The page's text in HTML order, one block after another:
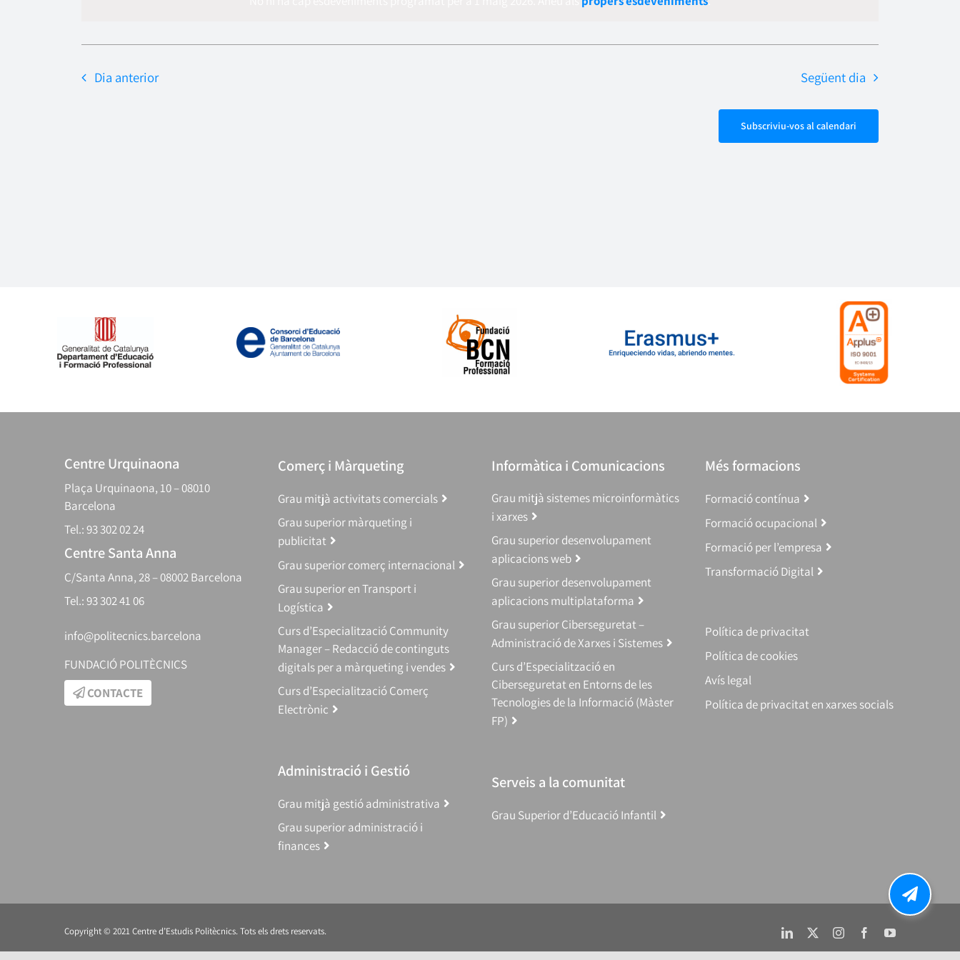
Dia anterior Següent dia
Subscriviu-vos al calendari
Centre Urquinaona
Plaça Urquinaona, 10 – 08010
Barcelona
Tel.: 93 302 02 24
Centre Santa Anna
C/Santa Anna, 28 – 08002 Barcelona
Tel.: 93 302 41 06
info@politecnics.barcelona
FUNDACIÓ POLITÈCNICS
CONTACTE
Comerç i Màrqueting
Grau mitjà activitats comercials
Grau superior màrqueting i
publicitat
Grau superior comerç internacional
Grau superior en Transport i
Logística
Curs d’Especialització Community
Manager – Redacció de continguts
digitals per a màrqueting i vendes
Curs d’Especialització Comerç
Electrònic
Administració i Gestió
Grau mitjà gestió administrativa
Grau superior administració i
finances
Informàtica i Comunicacions
Grau mitjà sistemes microinformàtics
i xarxes
Grau superior desenvolupament
aplicacions web
Grau superior desenvolupament
aplicacions multiplataforma
Grau superior Ciberseguretat –
Administració de Xarxes i Sistemes
Curs d’Especialització en
Ciberseguretat en Entorns de les
Tecnologies de la Informació (Màster
FP)
Serveis a la comunitat
Grau Superior d’Educació Infantil
Més formacions
Formació contínua
Formació ocupacional
Formació per l’empresa
Transformació Digital
Política de privacitat
Política de cookies
Avís legal
Política de privacitat en xarxes socials
Copyright © 2021 Centre d’Estudis Politècnics. Tots els drets reservats. LinkedIn InstagramFacebookYouTube